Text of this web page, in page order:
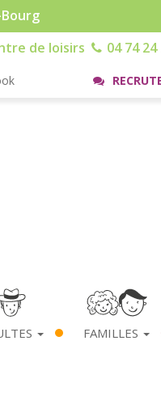
de loisirs 04 74 24
FAMILLES